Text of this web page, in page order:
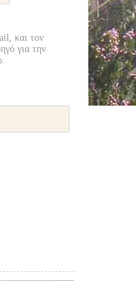
και τον
για την